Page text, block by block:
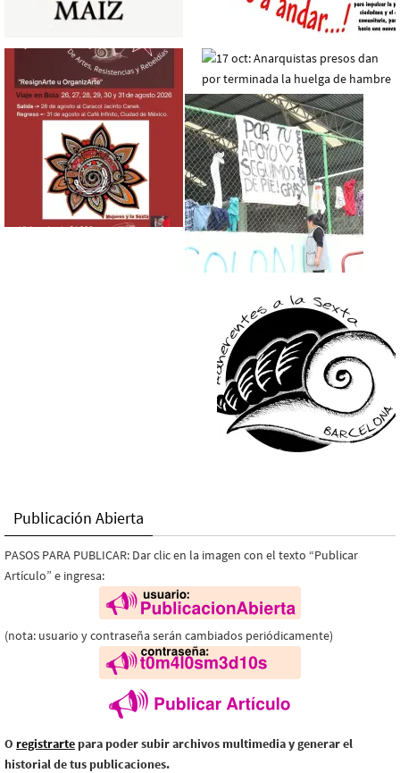
Publicación Abierta
PASOS PARA PUBLICAR: Dar clic en la imagen con el texto “Publicar
Artículo” e ingresa:
(nota: usuario y contraseña serán cambiados periódicamente)
O registrarte para poder subir archivos multimedia y generar el
historial de tus publicaciones.